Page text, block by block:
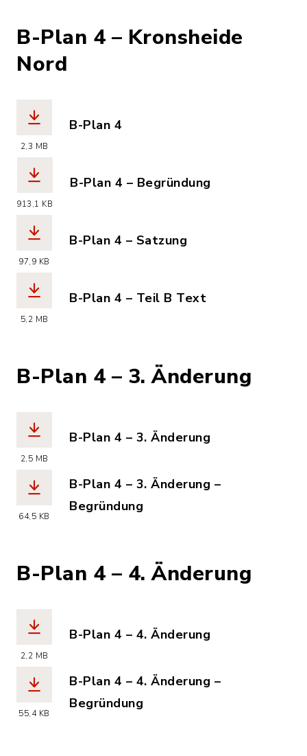
B-Plan 4 – Kronsheide
Nord
2,3 MB
B-Plan 4
913,1 KB
B-Plan 4 – Begründung
97,9 KB
B-Plan 4 – Satzung
5,2 MB
B-Plan 4 – Teil B Text
B-Plan 4 – 3. Änderung
2,5 MB
B-Plan 4 – 3. Änderung
64,5 KB
B-Plan 4 – 3. Änderung –
Begründung
B-Plan 4 – 4. Änderung
2,2 MB
B-Plan 4 – 4. Änderung
55,4 KB
B-Plan 4 – 4. Änderung –
Begründung